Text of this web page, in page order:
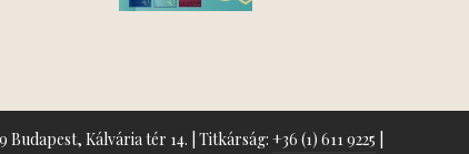
Kálvária tér 14. | Titkárság: +36 (1) 611 9225